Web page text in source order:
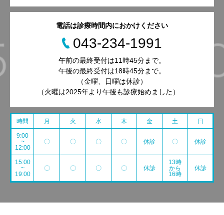
電話は診療時間内におかけください
043-234-1991
午前の最終受付は11時45分まで。
午後の最終受付は18時45分まで。
（金曜、日曜は休診）
（火曜は2025年より午後も診療始めました）
時間 月 火 水 木 金 土 日
9:00
~
12:00
〇 〇 〇 〇 休診 〇 休診
15:00
~
19:00
〇 〇 〇 〇 休診
13時
から
16時
休診